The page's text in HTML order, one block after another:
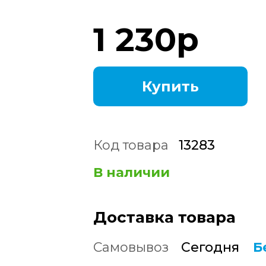
1 230р
Купить
Код товара
13283
В наличии
Доставка товара
Самовывоз Сегодня